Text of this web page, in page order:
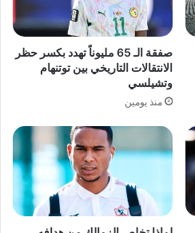
صفقة الـ 65 مليوناً تهدد بكسر حظر
الانتقالات التاريخي بين توتنهام
وتشيلسي
منذ يومين